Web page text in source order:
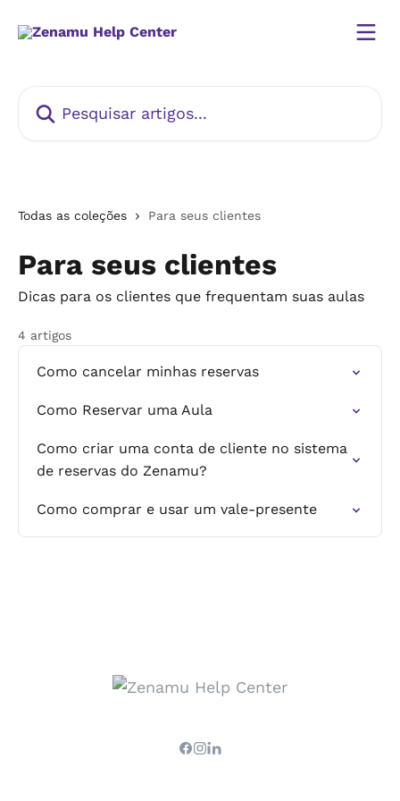
Todas as coleções Para seus clientes
Para seus clientes
Dicas para os clientes que frequentam suas aulas
4 artigos
Como cancelar minhas reservas
Como Reservar uma Aula
Como criar uma conta de cliente no sistema
de reservas do Zenamu?
Como comprar e usar um vale-presente